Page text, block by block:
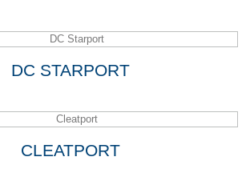
DC STARPORT
CLEATPORT